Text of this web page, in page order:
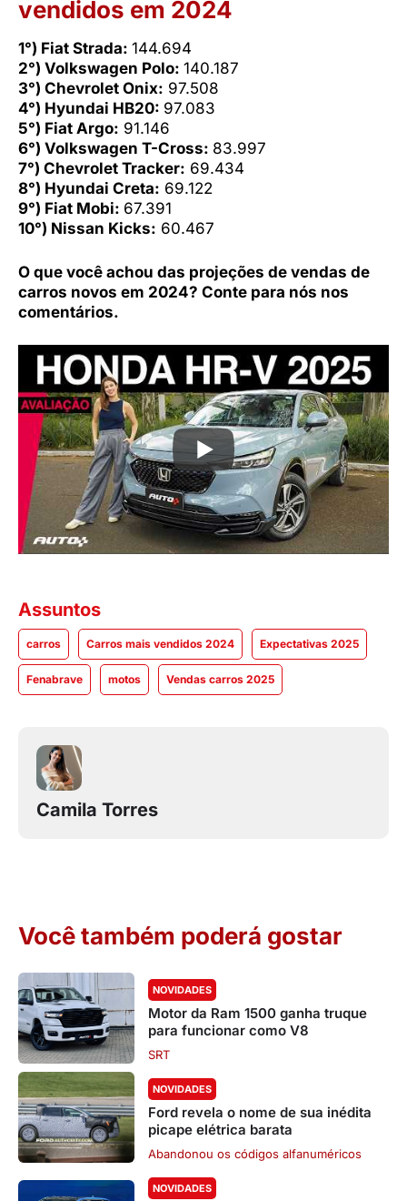
vendidos em 2024
1°) Fiat Strada: 144.694
2°) Volkswagen Polo: 140.187
3°) Chevrolet Onix: 97.508
4°) Hyundai HB20: 97.083
5°) Fiat Argo: 91.146
6°) Volkswagen T-Cross: 83.997
7°) Chevrolet Tracker: 69.434
8°) Hyundai Creta: 69.122
9°) Fiat Mobi: 67.391
10°) Nissan Kicks: 60.467
O que você achou das projeções de vendas de
carros novos em 2024? Conte para nós nos
comentários.
Assuntos
carros Carros mais vendidos 2024 Expectativas 2025
Fenabrave motos Vendas carros 2025
Camila Torres
Você também poderá gostar
NOVIDADES
Motor da Ram 1500 ganha truque
para funcionar como V8
SRT
NOVIDADES
Ford revela o nome de sua inédita
picape elétrica barata
Abandonou os códigos alfanuméricos
NOVIDADES